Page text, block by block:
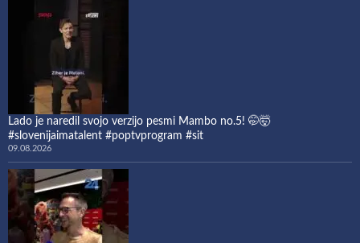
Lado je naredil svojo verzijo pesmi Mambo no.5! 🤭🤯
#slovenijaimatalent #poptvprogram #sit
09.08.2026